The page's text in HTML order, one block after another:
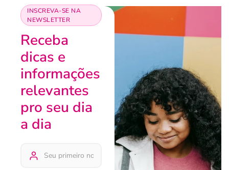
INSCREVA-SE NA
NEWSLETTER
Receba
dicas e
informações
relevantes
pro seu dia
a dia